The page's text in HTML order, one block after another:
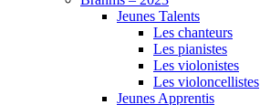
Jeunes Talents
Les chanteurs
Les pianistes
Les violonistes
Les violoncellistes
Jeunes Apprentis